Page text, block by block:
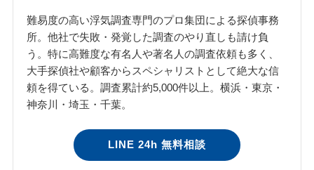
難易度の高い浮気調査専門のプロ集団による探偵事務
所。他社で失敗・発覚した調査のやり直しも請け負
う。特に高難度な有名人や著名人の調査依頼も多く、
大手探偵社や顧客からスペシャリストとして絶大な信
頼を得ている。調査累計約5,000件以上。横浜・東京・
神奈川・埼玉・千葉。
LINE 24h 無料相談